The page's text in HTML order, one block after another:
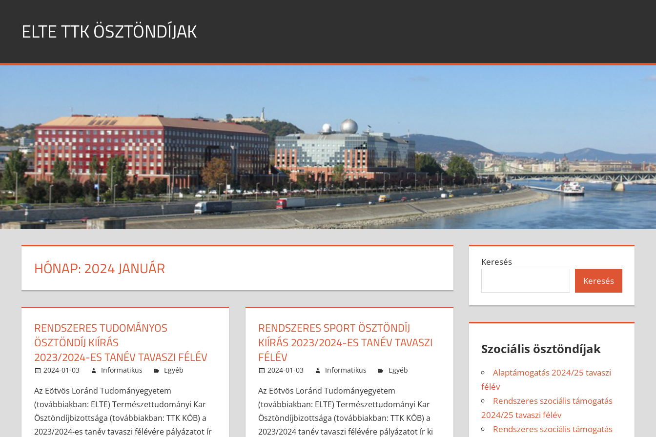
contentELTE TTK ÖSZTÖNDÍJAK
HÓNAP: 2024 JANUÁR
RENDSZERES TUDOMÁNYOS
ÖSZTÖNDÍJ KIÍRÁS
2023/2024-ES TANÉV TAVASZI FÉLÉV
2024-01-03 Informatikus Egyéb
Az Eötvös Loránd Tudományegyetem
(továbbiakban: ELTE) Természettudományi Kar
Ösztöndíjbizottsága (továbbiakban: TTK KÖB) a
2023/2024-es tanév tavaszi félévére pályázatot ír
RENDSZERES SPORT ÖSZTÖNDÍJ
KIÍRÁS 2023/2024-ES TANÉV TAVASZI
FÉLÉV
2024-01-03 Informatikus Egyéb
Az Eötvös Loránd Tudományegyetem
(továbbiakban: ELTE) Természettudományi Kar
Ösztöndíjbizottsága (továbbiakban: TTK KÖB) a
2023/2024 tanév tavaszi félévére pályázatot ír ki
Keresés
Keresés
Szociális ösztöndíjak
Alaptámogatás 2024/25 tavaszi
félév
Rendszeres szociális támogatás
2024/25 tavaszi félév
Rendszeres szociális támogatás